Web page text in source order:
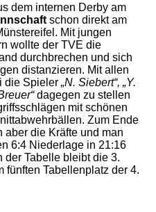
dem internen Derby am
schon direkt am
Mit jungen
wollte der TVE die
durchbrechen und sich
distanzieren. Mit allen
die Spieler „N. Siebert“, „Y.
dagegen zu stellen
mit schönen
Zum Ende
aber die Kräfte und man
6:4 Niederlage in 21:16
der Tabelle bleibt die 3.
fünften Tabellenplatz der 4.